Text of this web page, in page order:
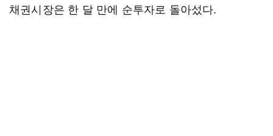
채권시장은 한 달 만에 순투자로 돌아섰다.